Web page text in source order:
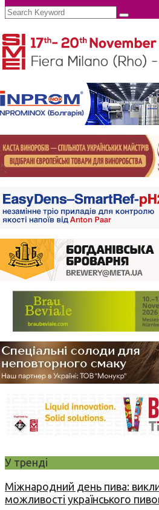
У тренді
Міжнародний день пива:
можливості українського